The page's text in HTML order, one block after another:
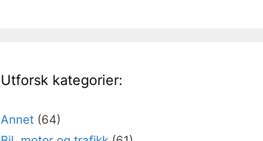
Utforsk kategorier:
Annet (64)